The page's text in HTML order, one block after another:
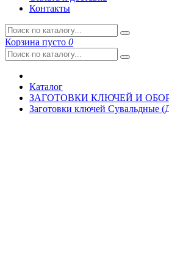
Контакты
Корзина пусто 0
Каталог
ЗАГОТОВКИ КЛЮЧЕЙ И
Заготовки ключей Сувальдные